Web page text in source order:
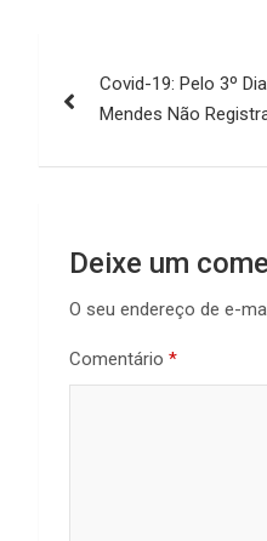
de
Post
Covid-19: Pelo 3º
Mendes Não
Deixe um
O seu endereço de e-
Comentário *